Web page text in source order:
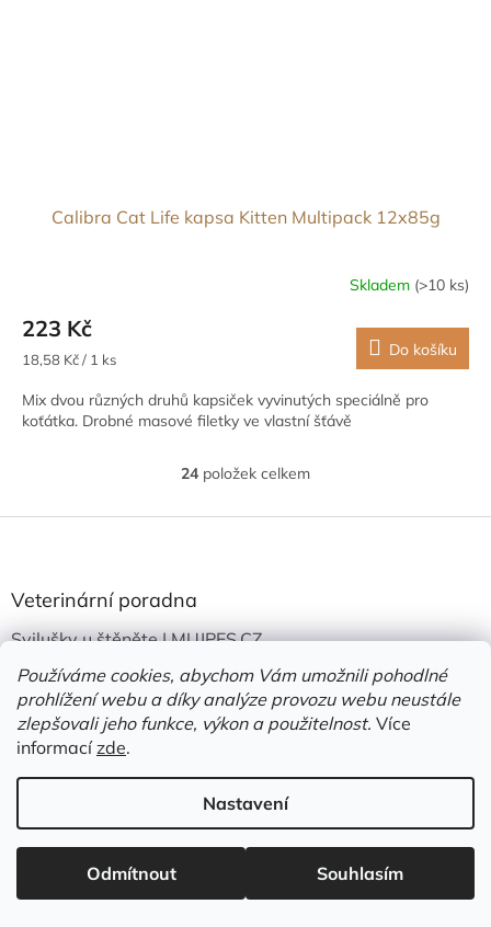
Používáme cookies, abychom Vám umožnili pohodlné
prohlížení webu a díky analýze provozu webu neustále
zlepšovali jeho funkce, výkon a použitelnost. Více
informacízde.
Nastavení
Odmítnout Souhlasím
Calibra Cat Life kapsa Kitten Multipack 12x85g
Skladem (>10 ks)
223 Kč
Měrná
18,58 Kč / 1 ks Do košíku
Mix dvou různých druhů kapsiček vyvinutých speciálně pro
koťátka. Drobné masové filetky ve vlastní šťávě
O
l
í
p
r
v
k
y
ý
p
i
s
u
24položek celkem
Z
a
í
Veterinární poradna
Svilušky u štěněte | MUJPES.CZ
18.4.2026
Yorkshire, který chrochtá | MUJPES.CZ
27.1.2026
Cystické močové kameny u psů | MUJPES.CZ
Poradna výživa